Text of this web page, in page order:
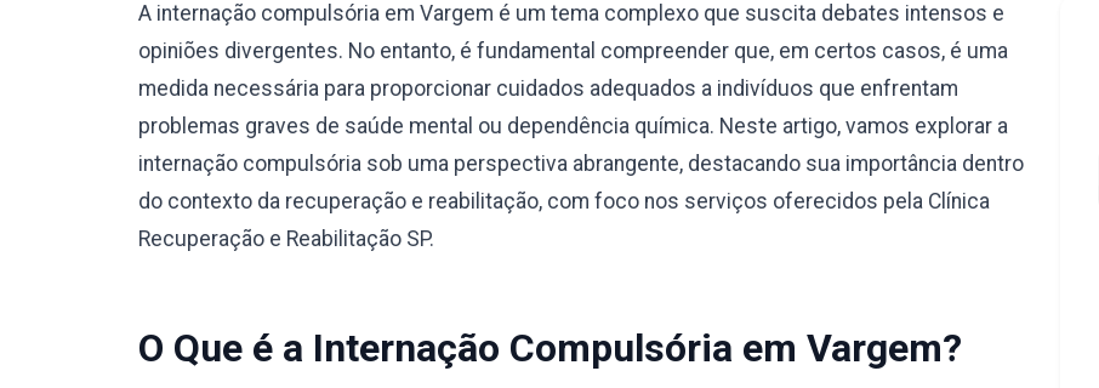
A internação compulsória em Vargem é um tema complexo que suscita debates intensos e
opiniões divergentes. No entanto, é fundamental compreender que, em certos casos, é uma
medida necessária para proporcionar cuidados adequados a indivíduos que enfrentam
problemas graves de saúde mental ou dependência química. Neste artigo, vamos explorar a
internação compulsória sob uma perspectiva abrangente, destacando sua importância dentro
do contexto da recuperação e reabilitação, com foco nos serviços oferecidos pela Clínica
Recuperação e Reabilitação SP.
O Que é a Internação Compulsória em Vargem?